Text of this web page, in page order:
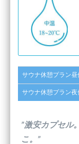
サウナ休憩プラン
サウナ休憩プラン
”激安カプセル
こ。”